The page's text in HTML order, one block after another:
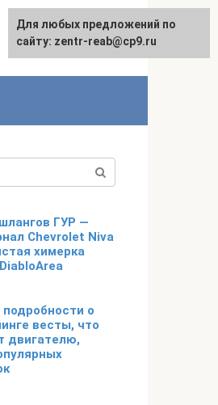
ГУР —
Chevrolet Niva
химерка
подробности о
весты, что
двигателю,
Для любых предложений по
сайту: zentr-reab@cp9.ru